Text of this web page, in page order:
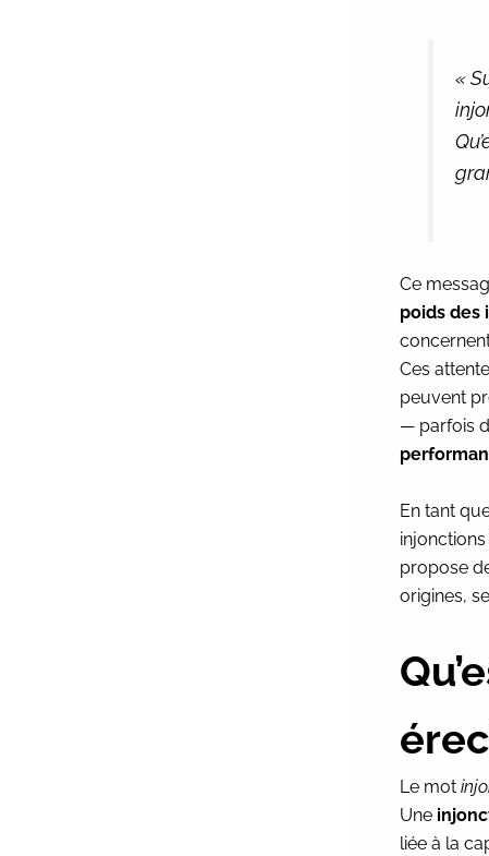
«
Ce
poids des
Ces
peuvent
— parfois
En tant
propose
origines,
Le mot
Une
liée à la